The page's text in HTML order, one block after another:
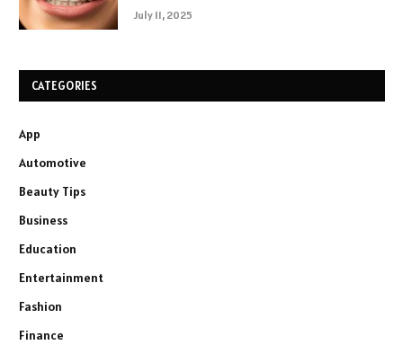
July 11, 2025
CATEGORIES
App
Automotive
Beauty Tips
Business
Education
Entertainment
Fashion
Finance